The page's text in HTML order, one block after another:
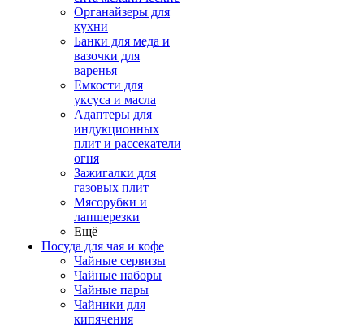
Органайзеры для
кухни
Банки для меда и
вазочки для
варенья
Емкости для
уксуса и масла
Адаптеры для
индукционных
плит и рассекатели
огня
Зажигалки для
газовых плит
Мясорубки и
лапшерезки
Ещё
Посуда для чая и кофе
Чайные сервизы
Чайные наборы
Чайные пары
Чайники для
кипячения